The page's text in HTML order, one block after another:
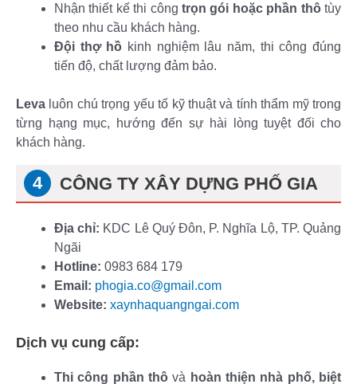
Nhận thiết kế thi công trọn gói hoặc phần thôtùy
theo nhu cầu khách hàng.
Đội thợ hồ kinh nghiệm lâu năm, thi công đúng
tiến độ, chất lượng đảm bảo.
Leva luôn chú trọng yếu tố kỹ thuật và tính thẩm mỹ trong
từng hạng mục, hướng đến sự hài lòng tuyệt đối cho
khách hàng.
CÔNG TY XÂY DỰNG PHỐ GIA
Địa chỉ: KDC Lê Quý Đôn, P. Nghĩa Lộ, TP. Quảng
Ngãi
Hotline: 0983 684 179
Email: phogia.co@gmail.com
Website: xaynhaquangngai.com
Dịch vụ cung cấp:
Thi công phần thô và hoàn thiện nhà phố, biệt